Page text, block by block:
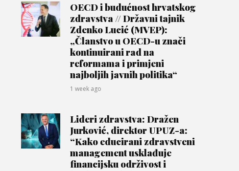
OECD i budućnost hrvatskog
zdravstva // Državni tajnik
Zdenko Lucić (MVEP):
„Članstvo u OECD-u znači
kontinuirani rad na
reformama i primjeni
najboljih javnih politika“
1 week ago
Lideri zdravstva: Dražen
Jurković, direktor UPUZ-a:
“Kako educirani zdravstveni
management usklađuje
financijsku održivost i